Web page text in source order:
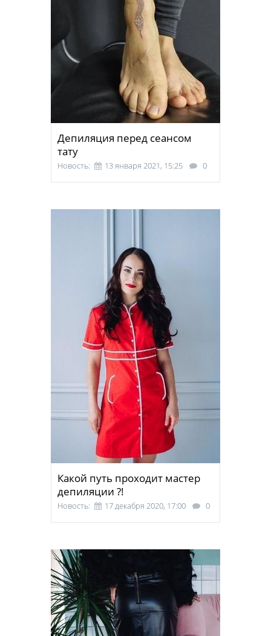
Депиляция перед сеансом
тату
Новость: 13 января 2021, 15:25 0
Какой путь проходит мастер
депиляции ?!
Новость: 17 декабря 2020, 17:00 0